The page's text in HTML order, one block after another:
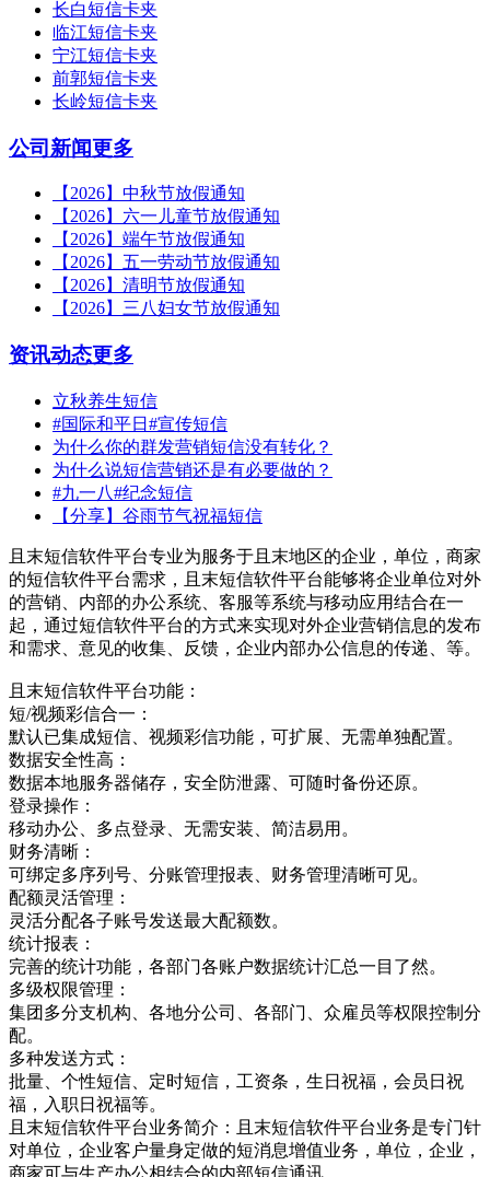
长白短信卡夹
临江短信卡夹
宁江短信卡夹
前郭短信卡夹
长岭短信卡夹
公司新闻更多
【2026】中秋节放假通知
【2026】六一儿童节放假通知
【2026】端午节放假通知
【2026】五一劳动节放假通知
【2026】清明节放假通知
【2026】三八妇女节放假通知
资讯动态更多
立秋养生短信
#国际和平日#宣传短信
为什么你的群发营销短信没有转化？
为什么说短信营销还是有必要做的？
#九一八#纪念短信
【分享】谷雨节气祝福短信
且末短信软件平台专业为服务于且末地区的企业，单位，商家
的短信软件平台需求，且末短信软件平台能够将企业单位对外
的营销、内部的办公系统、客服等系统与移动应用结合在一
起，通过短信软件平台的方式来实现对外企业营销信息的发布
和需求、意见的收集、反馈，企业内部办公信息的传递、等。
且末短信软件平台功能：
短/视频彩信合一：
默认已集成短信、视频彩信功能，可扩展、无需单独配置。
数据安全性高：
数据本地服务器储存，安全防泄露、可随时备份还原。
登录操作：
移动办公、多点登录、无需安装、简洁易用。
财务清晰：
可绑定多序列号、分账管理报表、财务管理清晰可见。
配额灵活管理：
灵活分配各子账号发送最大配额数。
统计报表：
完善的统计功能，各部门各账户数据统计汇总一目了然。
多级权限管理：
集团多分支机构、各地分公司、各部门、众雇员等权限控制分
配。
多种发送方式：
批量、个性短信、定时短信，工资条，生日祝福，会员日祝
福，入职日祝福等。
且末短信软件平台业务简介：且末短信软件平台业务是专门针
对单位，企业客户量身定做的短消息增值业务，单位，企业，
商家可与生产办公相结合的内部短信通讯，